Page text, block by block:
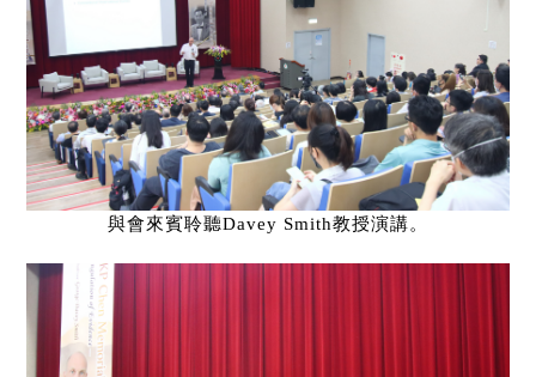
與會來賓聆聽Davey Smith教授演講。